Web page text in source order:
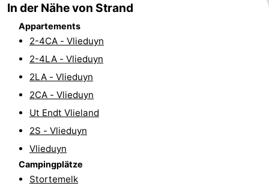
Rundfahrten
-
Spielplätze
Natur
Führungen
Sport
Radfahren
Wandern
In der Nähe von Strand
Appartements
2-4CA - Vlieduyn
2-4LA - Vlieduyn
2LA - Vlieduyn
2CA - Vlieduyn
Ut Endt Vlieland
2S - Vlieduyn
Vlieduyn
Campingplätze
Stortemelk